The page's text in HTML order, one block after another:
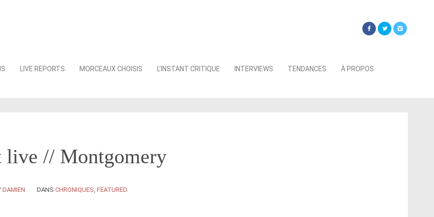
LIVE REPORTS MORCEAUX CHOISIS L’INSTANT CRITIQUE INTERVIEWS TENDANCES À PROPOS
live // Montgomery
DAMIEN DANS CHRONIQUES FEATURED